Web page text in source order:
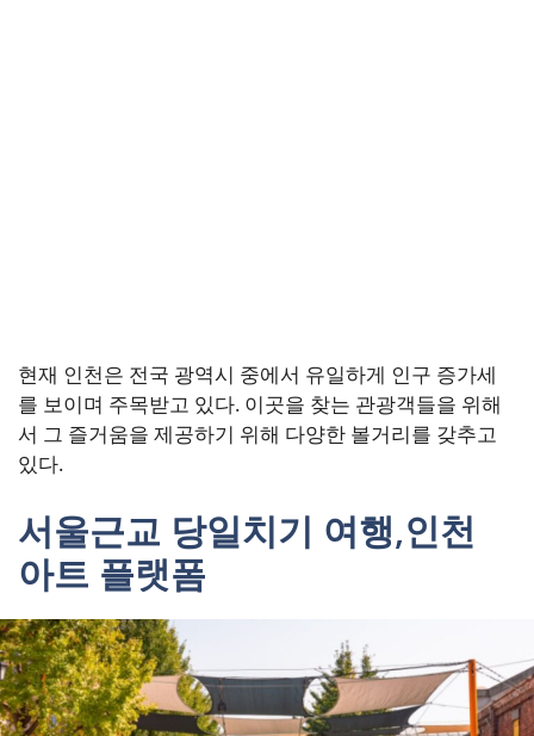
현재 인천은 전국 광역시 중에서 유일하게 인구 증가세
를 보이며 주목받고 있다. 이곳을 찾는 관광객들을 위해
서 그 즐거움을 제공하기 위해 다양한 볼거리를 갖추고
있다.
서울근교 당일치기 여행,인천
아트 플랫폼